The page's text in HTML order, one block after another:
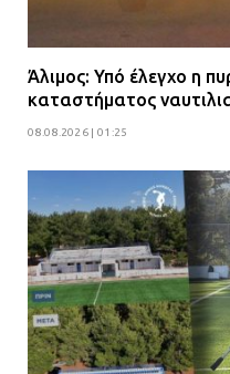
Άλιμος: Υπό έλεγχο η
καταστήματος
08.08.2026 | 01:25